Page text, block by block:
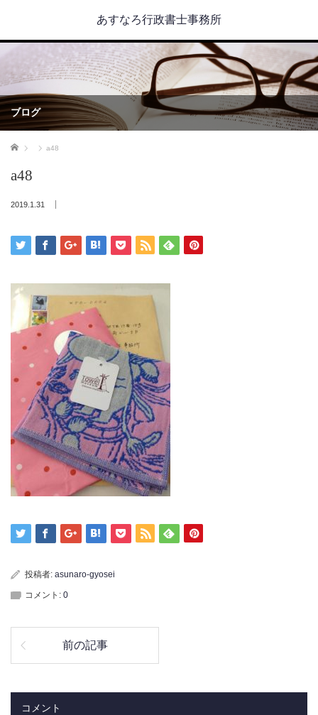
あすなろ行政書士事務所
ブログ
ホーム a48
a48
2019.1.31
投稿者: asunaro-gyosei
コメント: 0
前の記事
コメント